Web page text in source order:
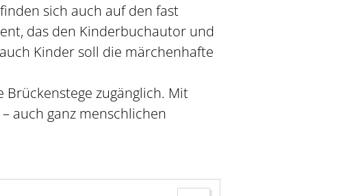
sich auch auf den fast
das den Kinderbuchautor und
Kinder soll die märchenhafte
Brückenstege zugänglich. Mit
auch ganz menschlichen